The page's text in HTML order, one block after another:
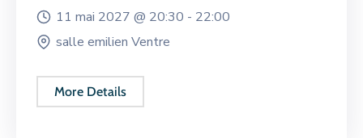
11 mai 2027 @ 20:30 - 22:00
salle emilien Ventre
More Details